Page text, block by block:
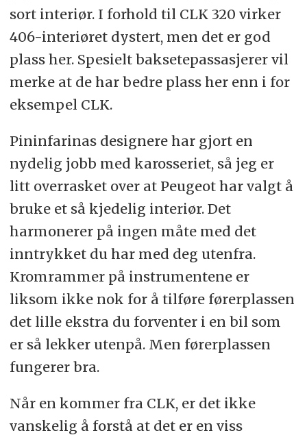
sort interiør. I forhold til CLK 320 virker
406-interiøret dystert, men det er god
plass her. Spesielt baksetepassasjerer vil
merke at de har bedre plass her enn i for
eksempel CLK.
Pininfarinas designere har gjort en
nydelig jobb med karosseriet, så jeg er
litt overrasket over at Peugeot har valgt å
bruke et så kjedelig interiør. Det
harmonerer på ingen måte med det
inntrykket du har med deg utenfra.
Kromrammer på instrumentene er
liksom ikke nok for å tilføre førerplassen
det lille ekstra du forventer i en bil som
er så lekker utenpå. Men førerplassen
fungerer bra.
Når en kommer fra CLK, er det ikke
vanskelig å forstå at det er en viss